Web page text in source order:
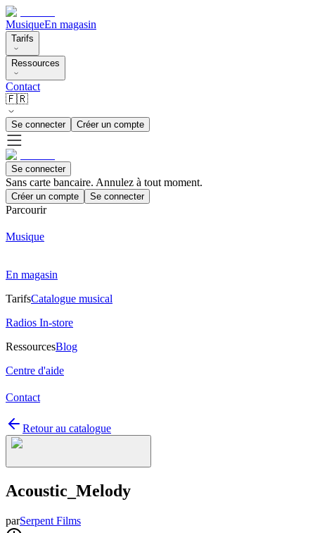
MusiqueEn magasin
Tarifs
Ressources
Contact
🇫🇷
Se connecter Créer un compte
Se connecter
Sans carte bancaire. Annulez à tout moment.
Créer un compte Se connecter
Parcourir
Musique
En magasin
TarifsCatalogue musical
Radios In-store
RessourcesBlog
Centre d'aide
Contact
Retour au catalogue
Acoustic_Melody
parSerpent Films